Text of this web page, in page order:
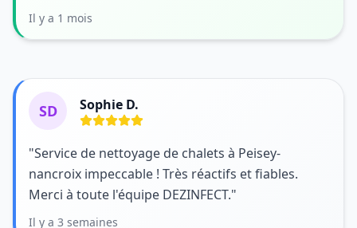
Il y a 1 mois
SD Sophie D.
"Service de nettoyage de chalets à Peisey-
nancroix impeccable ! Très réactifs et fiables.
Merci à toute l'équipe DEZINFECT."
Il y a 3 semaines